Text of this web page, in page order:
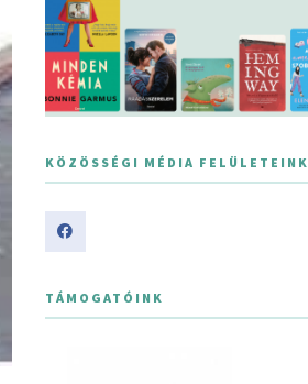
KÖZÖSSÉGI MÉDIA FELÜLETEINK
TÁMOGATÓINK